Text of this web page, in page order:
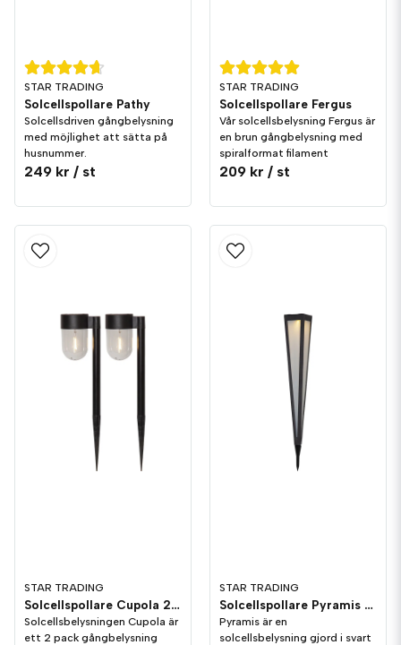
STAR TRADING
Solcellspollare Pathy
Solcellsdriven gångbelysning
med möjlighet att sätta på
husnummer.
249 kr / st
STAR TRADING
Solcellspollare Fergus
Vår solcellsbelysning Fergus är
en brun gångbelysning med
spiralformat filament
209 kr / st
STAR TRADING
Solcellspollare Cupola 2-p
Solcellsbelysningen Cupola är
ett 2 pack gångbelysning
STAR TRADING
Solcellspollare Pyramis 61cm
Pyramis är en
solcellsbelysning gjord i svart